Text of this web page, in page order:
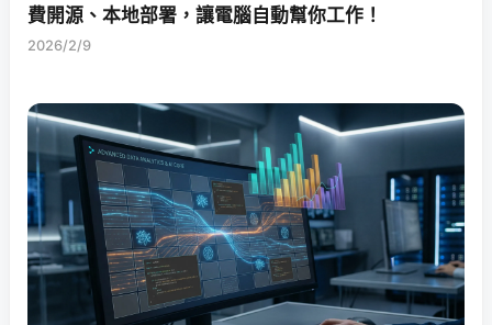
費開源、本地部署，讓電腦自動幫你工作！
2026/2/9